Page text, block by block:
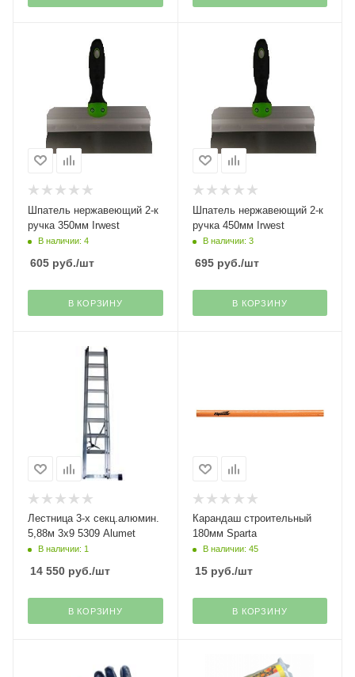
Шпатель нержавеющий 2-к
ручка 350мм Irwest
В наличии: 4
605 руб./шт
В КОРЗИНУ
Шпатель нержавеющий 2-к
ручка 450мм Irwest
В наличии: 3
695руб./шт
В КОРЗИНУ
Лестница 3-х секц.алюмин.
5,88м 3х9 5309 Alumet
В наличии: 1
14 550 руб./шт
В КОРЗИНУ
Карандаш строительный
180мм Sparta
В наличии: 45
15руб./шт
В КОРЗИНУ